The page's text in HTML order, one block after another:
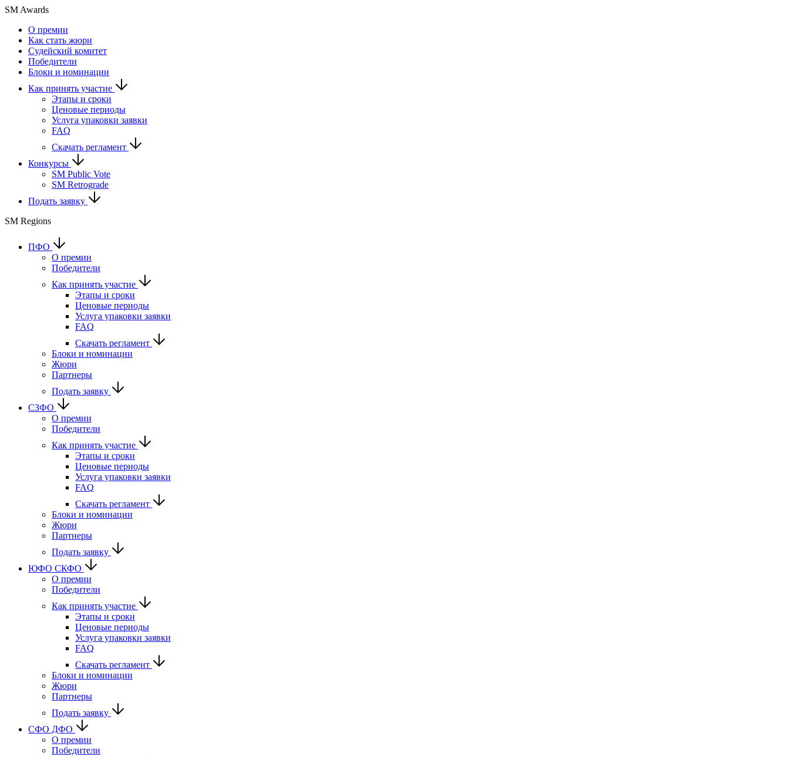
SM Awards
О премии
Как стать жюри
Судейский комитет
Победители
Блоки и номинации
Как принять участие
Этапы и сроки
Ценовые периоды
Услуга упаковки заявки
FAQ
Скачать регламент
Конкурсы
SM Public Vote
SM Retrograde
Подать заявку
SM Regions
ПФО
О премии
Победители
Как принять участие
Этапы и сроки
Ценовые периоды
Услуга упаковки заявки
FAQ
Скачать регламент
Блоки и номинации
Жюри
Партнеры
Подать заявку
СЗФО
О премии
Победители
Как принять участие
Этапы и сроки
Ценовые периоды
Услуга упаковки заявки
FAQ
Скачать регламент
Блоки и номинации
Жюри
Партнеры
Подать заявку
ЮФО СКФО
О премии
Победители
Как принять участие
Этапы и сроки
Ценовые периоды
Услуга упаковки заявки
FAQ
Скачать регламент
Блоки и номинации
Жюри
Партнеры
Подать заявку
CФО ДФО
О премии
Победители